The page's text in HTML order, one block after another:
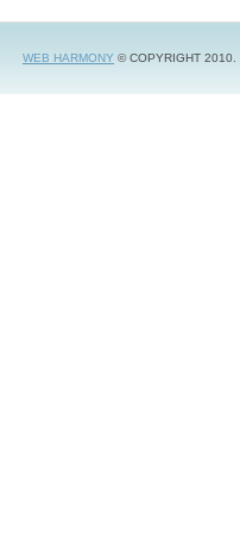
WEB HARMONY © COPYRIGHT 2010.